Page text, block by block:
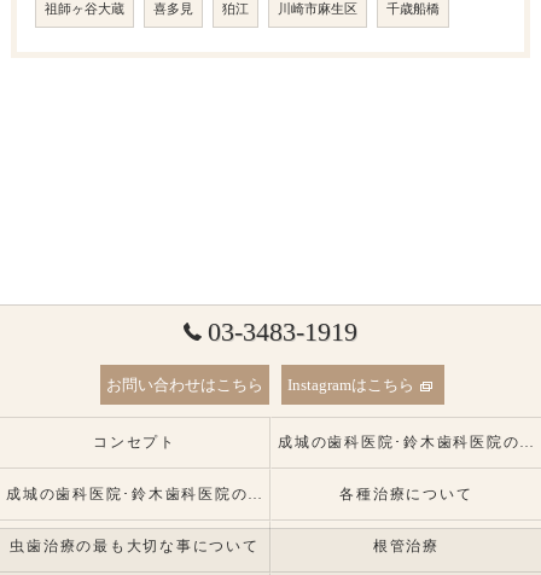
祖師ヶ谷大蔵 喜多見 狛江 川崎市麻生区 千歳船橋
03-3483-1919
お問い合わせはこちら Instagramはこちら
コンセプト 成城の歯科医院･鈴木歯科医院の口コミ情報
成城の歯科医院･鈴木歯科医院の患者様の声 各種治療について
虫歯治療の最も大切な事について 根管治療